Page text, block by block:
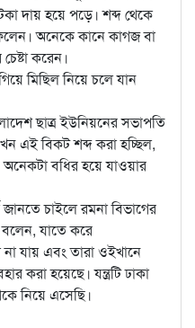
দায় হয়ে পড়ে। শব্দ থেকে
অনেকে কানে কাগজ বা
করেন।
মিছিল নিয়ে চলে যান
ছাত্র ইউনিয়নের সভাপতি
এই বিকট শব্দ করা হচ্ছিল,
অনেকটা বধির হয়ে যাওয়ার
জানতে চাইলে রমনা বিভাগের
যাতে করে
যায় এবং তারা ওইখানে
করা হয়েছে। যন্ত্রটি ঢাকা
নিয়ে এসেছি।